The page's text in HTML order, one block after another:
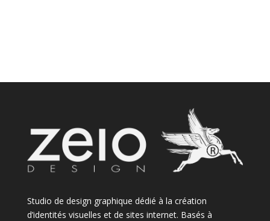
Studio de design graphique dédié à la création
d’identités visuelles et de sites internet. Basés à